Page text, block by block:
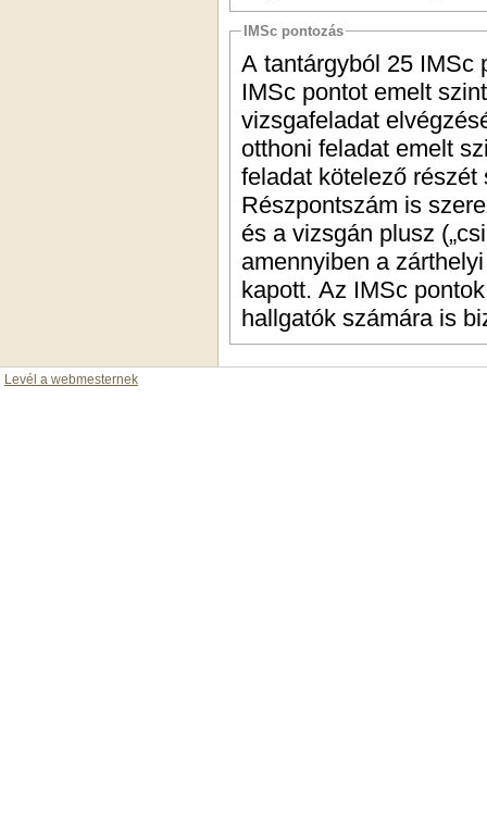
IMSc pontozás
A tantárgyból 25 IMSc
IMSc pontot emelt
vizsgafeladat
otthoni feladat emelt
feladat kötelező
Részpontszám is
és a vizsgán plusz
amennyiben a
kapott. Az IMSc
hallgatók számára is
Levél a webmesternek